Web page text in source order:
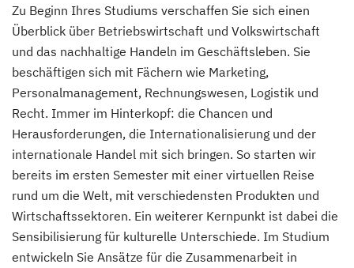
Zu Beginn Ihres Studiums verschaffen Sie sich einen
Überblick über Betriebswirtschaft und Volkswirtschaft
und das nachhaltige Handeln im Geschäftsleben. Sie
beschäftigen sich mit Fächern wie Marketing,
Personalmanagement, Rechnungswesen, Logistik und
Recht. Immer im Hinterkopf: die Chancen und
Herausforderungen, die Internationalisierung und der
internationale Handel mit sich bringen. So starten wir
bereits im ersten Semester mit einer virtuellen Reise
rund um die Welt, mit verschiedensten Produkten und
Wirtschaftssektoren. Ein weiterer Kernpunkt ist dabei die
Sensibilisierung für kulturelle Unterschiede. Im Studium
entwickeln Sie Ansätze für die Zusammenarbeit in